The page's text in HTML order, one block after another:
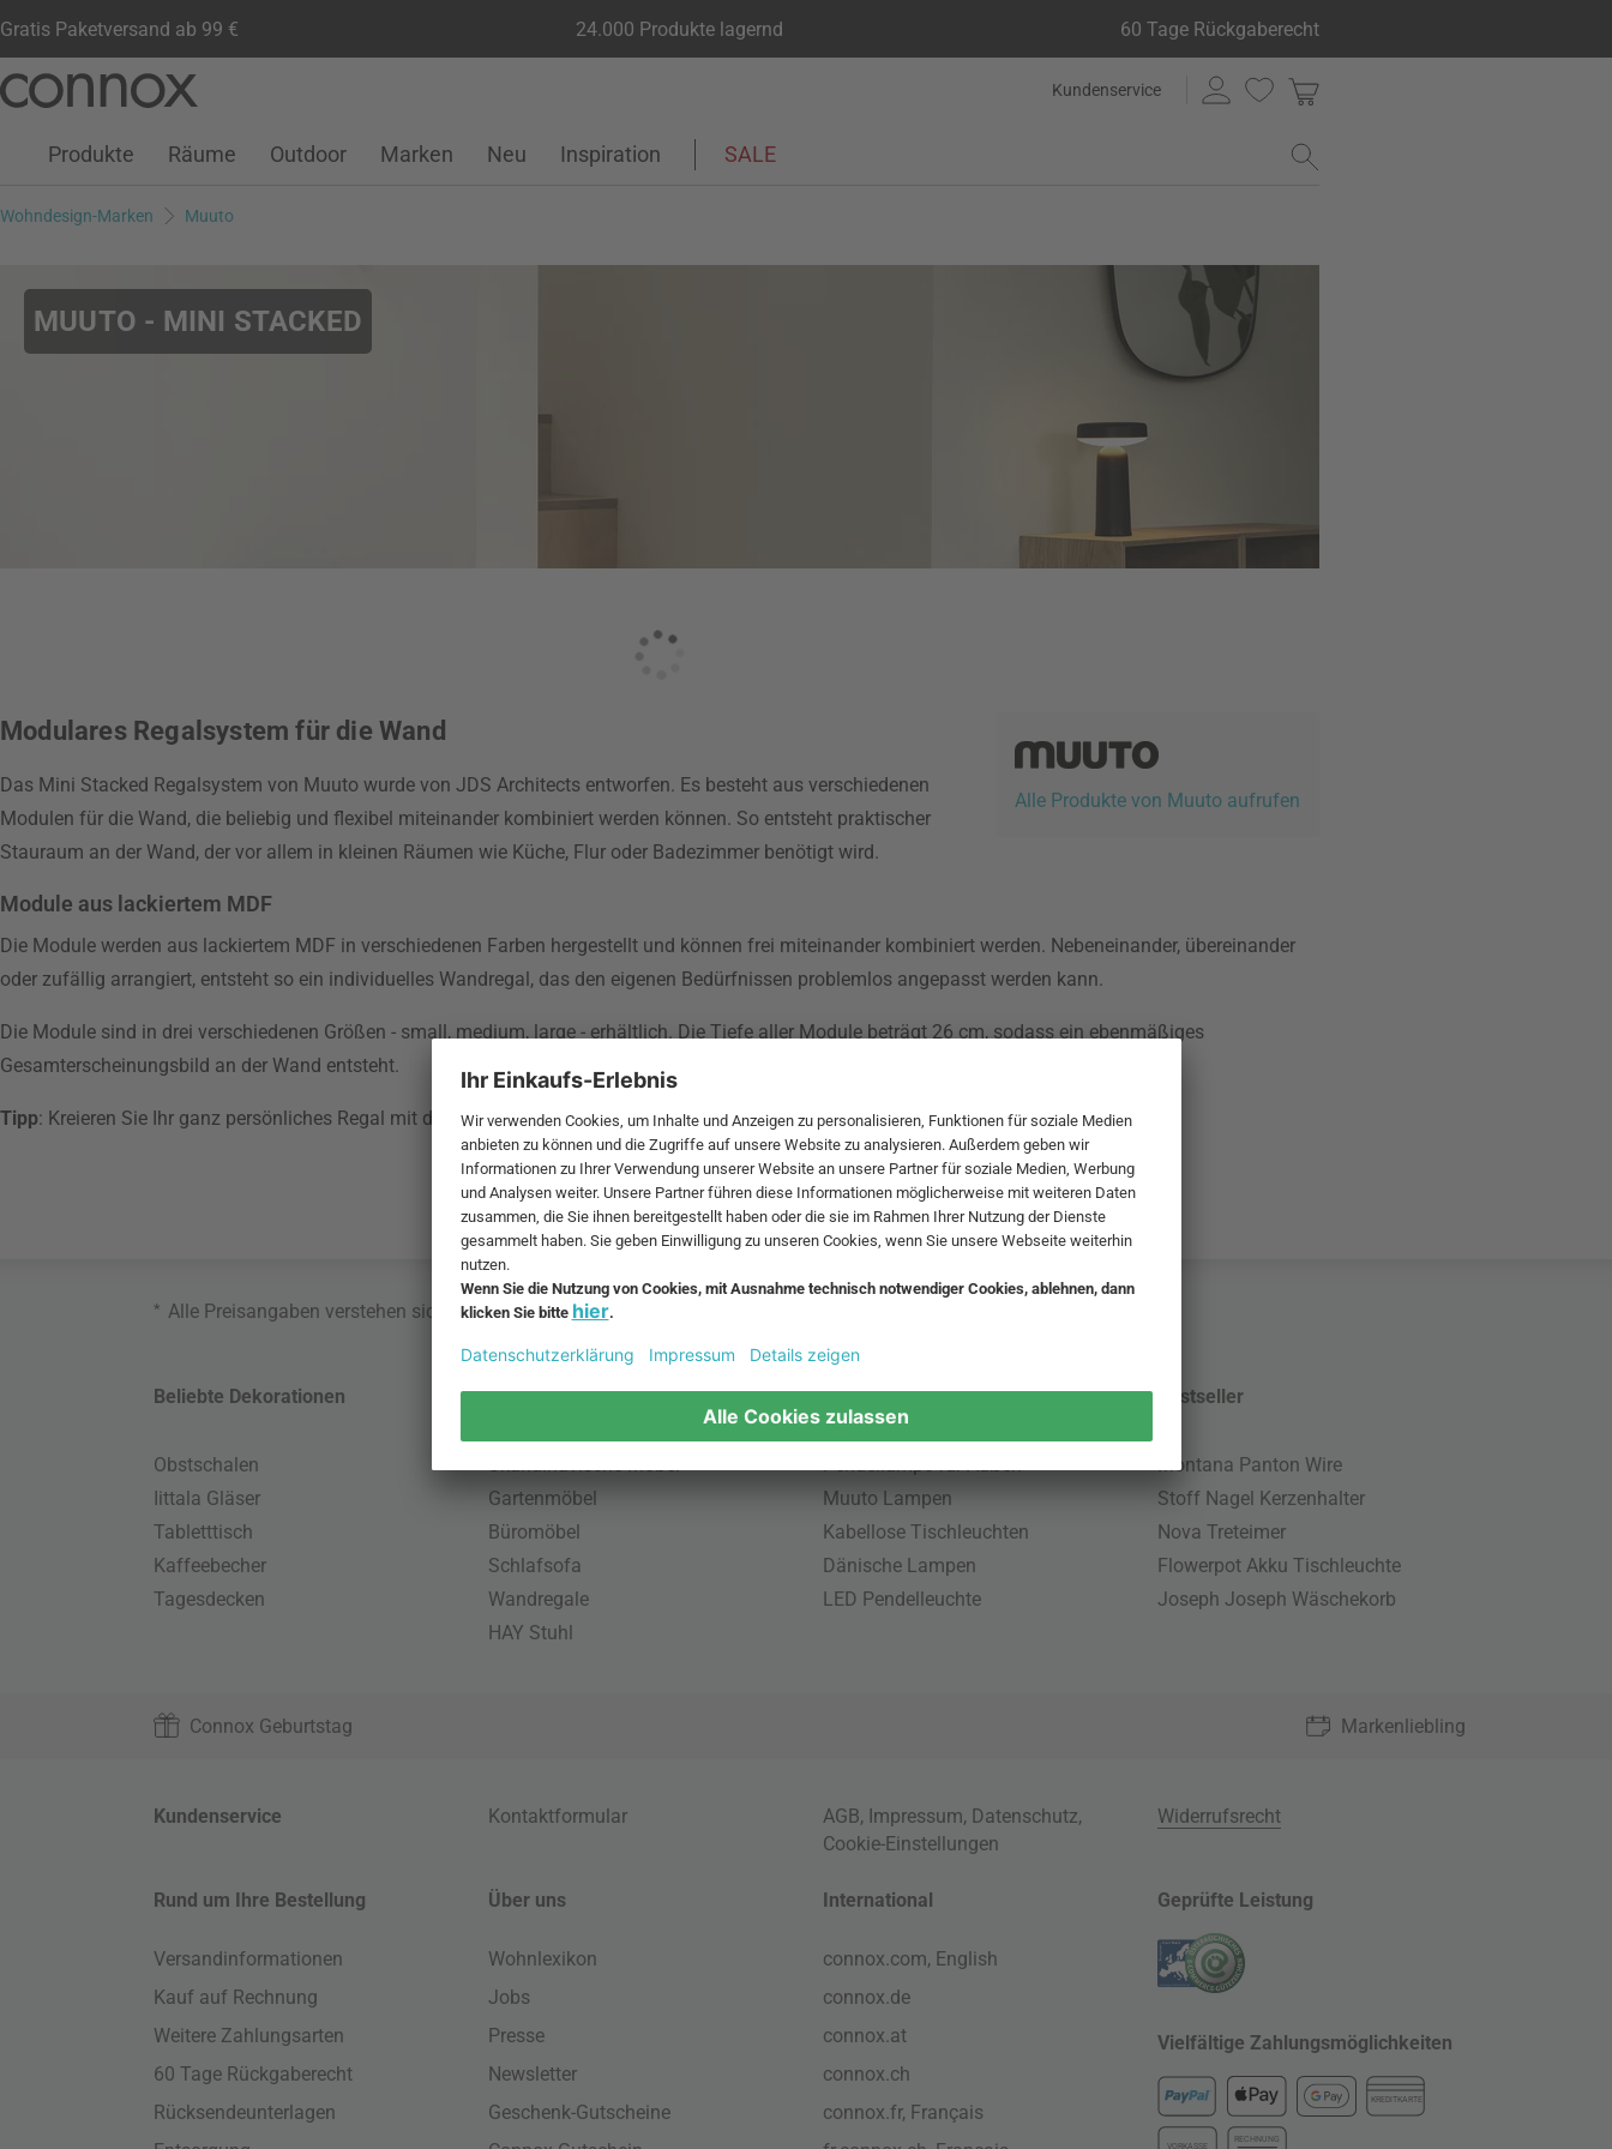
Gratis Paketversand ab 99 € 24.000 Produkte lagernd 60 Tage Rückgaberecht
Seiteninhalt
Suchfeld
Kundenservice
Kundenkonto
Wunschliste
Warenkorb
Produkte Räume Outdoor Marken Neu Inspiration SALE
Wohndesign-Marken Muuto
MUUTO - MINI STACKED
Alle Produkte von Muuto aufrufen
Modulares Regalsystem für die Wand
Das Mini Stacked Regalsystem von Muuto wurde von JDS Architects entworfen. Es besteht aus verschiedenen
Modulen für die Wand, die beliebig und flexibel miteinander kombiniert werden können. So entsteht praktischer
Stauraum an der Wand, der vor allem in kleinen Räumen wie Küche, Flur oder Badezimmer benötigt wird.
Module aus lackiertem MDF
Die Module werden aus lackiertem MDF in verschiedenen Farben hergestellt und können frei miteinander kombiniert werden. Nebeneinander, übereinander
oder zufällig arrangiert, entsteht so ein individuelles Wandregal, das den eigenen Bedürfnissen problemlos angepasst werden kann.
Die Module sind in drei verschiedenen Größen - small, medium, large - erhältlich. Die Tiefe aller Module beträgt 26 cm, sodass ein ebenmäßiges
Gesamterscheinungsbild an der Wand entsteht.
Tipp: Kreieren Sie Ihr ganz persönliches Regal mit demMuuto Stacked Konfigurator.
* Alle Preisangaben verstehen sich inklusive MwSt. und zzgl.
Beliebte Dekorationen
Obstschalen
Iittala Gläser
Tabletttisch
Kaffeebecher
Tagesdecken
Beliebte Möbel
Skandinavische Möbel
Gartenmöbel
Büromöbel
Schlafsofa
Wandregale
HAY Stuhl
Beliebte Leuchten
Pendellampe für Außen
Muuto Lampen
Kabellose Tischleuchten
Dänische Lampen
LED Pendelleuchte
Bestseller
Montana Panton Wire
Stoff Nagel Kerzenhalter
Nova Treteimer
Flowerpot Akku Tischleuchte
Joseph Joseph Wäschekorb
Connox Geburtstag Markenliebling
Kundenservice Kontaktformular AGB, Impressum, Datenschutz,
Cookie-Einstellungen
Widerrufsrecht
Rund um Ihre Bestellung
Versandinformationen
Kauf auf Rechnung
Weitere Zahlungsarten
60 Tage Rückgaberecht
Rücksendeunterlagen
Über uns
Wohnlexikon
Jobs
Presse
Newsletter
Geschenk-Gutscheine
International
connox.com, English
connox.de
connox.at
connox.ch
connox.fr, Français
Geprüfte Leistung
Vielfältige Zahlungsmöglichkeiten
KREDITKARTE
VORKASSE
RECHNUNG